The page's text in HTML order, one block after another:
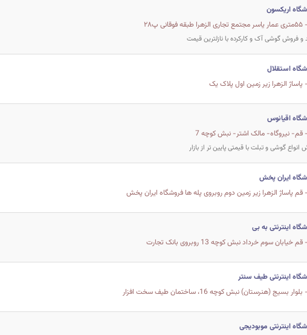
اریکسون
پ۲۸
و فروش گوشی آک و کارکرده با نازلترین قیمت
استقلال
الزهرا زیر زمین اول پلاک یک
اقیانوس
نیروگاه- مالک اشتر- نبش کوچه 7
انواع گوشی و تبلت با قیمتی پایین تر از بازار
ایران پخش
پاساژ الزهرا زیر زمین دوم روبروی پله ها فروشگاه ایران پخش
اینترنتی به بی
خیابان سوم خرداد نبش کوچه 13 روبروی بانک تجارت
اینترنتی طیف سنتر
بسیج (هنرستان) نبش کوچه 16، ساختمان طیف سخت افزار
اینترنتی موبودیجی